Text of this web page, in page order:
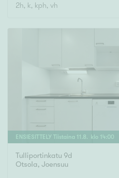
2h, k, kph, vh
ENSIESITTELY Tiistaina 11 . 8 . klo 14:00
Tulliportinkatu 9d
Otsola, Joensuu